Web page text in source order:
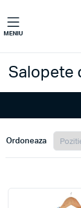
MENIU
Imbracaminte
Salopete
Ordoneaza